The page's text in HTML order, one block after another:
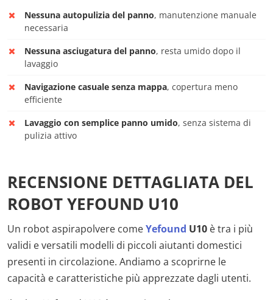
Nessuna autopulizia del panno, manutenzione manuale
necessaria
Nessuna asciugatura del panno, resta umido dopo il
lavaggio
Navigazione casuale senza mappa, copertura meno
efficiente
Lavaggio con semplice panno umido, senza sistema di
pulizia attivo
RECENSIONE DETTAGLIATA DEL
ROBOT YEFOUND U10
Un robot aspirapolvere comeYefound U10 è tra i più
validi e versatili modelli di piccoli aiutanti domestici
presenti in circolazione. Andiamo a scoprirne le
capacità e caratteristiche più apprezzate dagli utenti.